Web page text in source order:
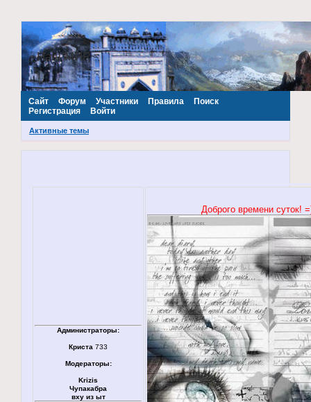
~Наш МИР~
Сайт Форум Участники Правила
Поиск
Регистрация
Войти
Активные темы
Администраторы:
Криста 733
Модераторы:
Krizis
Чупакабра
вху из ыт
Доброго времени суток!